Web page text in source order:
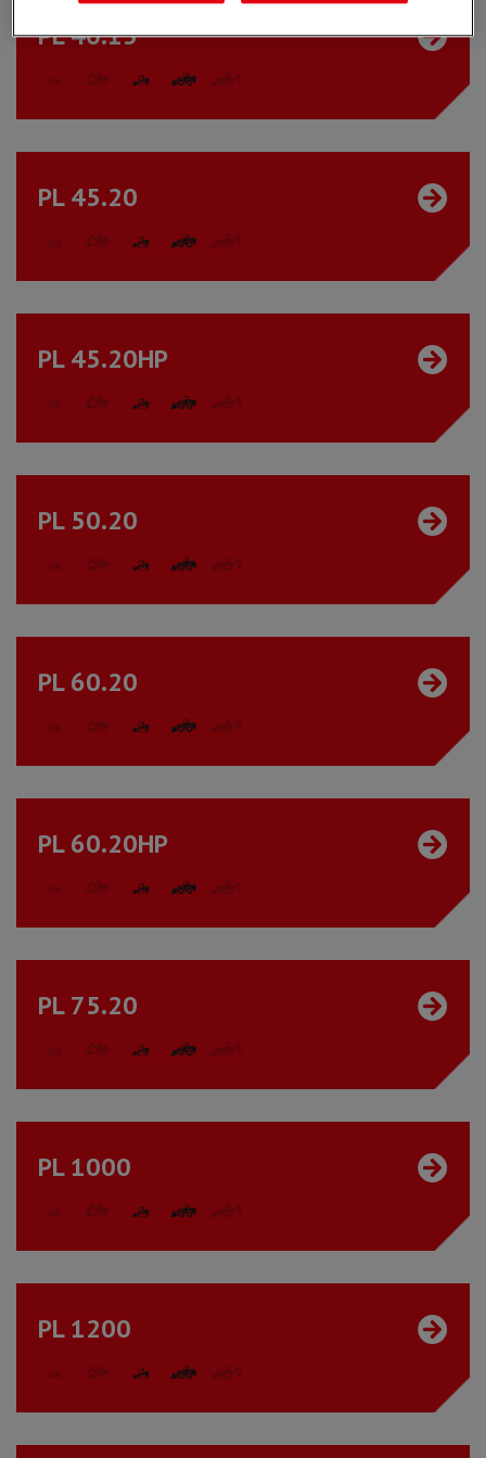
PL 40.15
PL 45.20
PL 45.20HP
PL 50.20
PL 60.20
PL 60.20HP
PL 75.20
PL 1000
PL 1200